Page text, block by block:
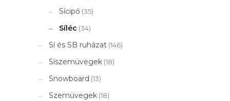
Sícipő (35)
Síléc (34)
Sí és SB ruházat (146)
Síszemüvegek (18)
Snowboard (13)
Szemüvegek (18)